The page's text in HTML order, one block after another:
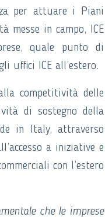
per attuare i Piani
messe in campo, ICE
quale punto di
uffici ICE all’estero.
competitività delle
di sostegno della
in Italy, attraverso
a iniziative e
con l’estero
che le imprese